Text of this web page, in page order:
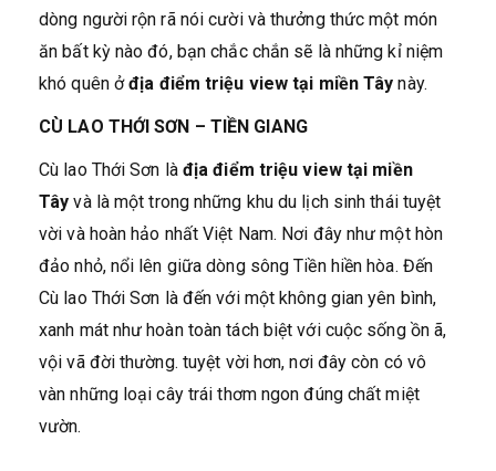
dòng người rộn rã nói cười và thưởng thức một món
ăn bất kỳ nào đó, bạn chắc chắn sẽ là những kỉ niệm
khó quên ởđịa điểm triệu view tại miền Tây này.
CÙ LAO THỚI SƠN – TIỀN GIANG
Cù lao Thới Sơn là địa điểm triệu view tại miền
Tây và là một trong những khu du lịch sinh thái tuyệt
vời và hoàn hảo nhất Việt Nam. Nơi đây như một hòn
đảo nhỏ, nổi lên giữa dòng sông Tiền hiền hòa. Đến
Cù lao Thới Sơn là đến với một không gian yên bình,
xanh mát như hoàn toàn tách biệt với cuộc sống ồn ã,
vội vã đời thường. tuyệt vời hơn, nơi đây còn có vô
vàn những loại cây trái thơm ngon đúng chất miệt
vườn.